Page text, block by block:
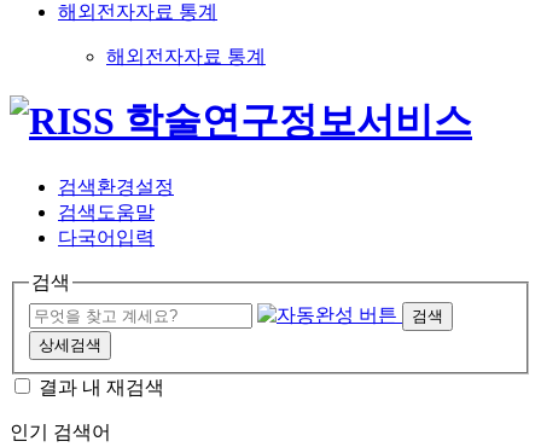
해외전자자료 통계
해외전자자료 통계
검색환경설정
검색도움말
다국어입력
검색
검색
상세검색
결과 내 재검색
인기 검색어